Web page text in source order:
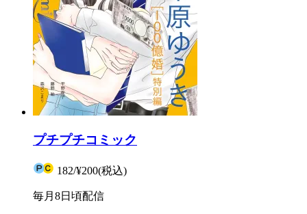
プチプチコミック
182/¥200(税込)
毎月8日頃配信